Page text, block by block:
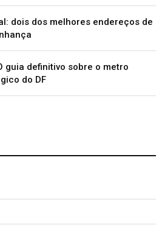
dois dos melhores endereços de
guia definitivo sobre o metro
do DF